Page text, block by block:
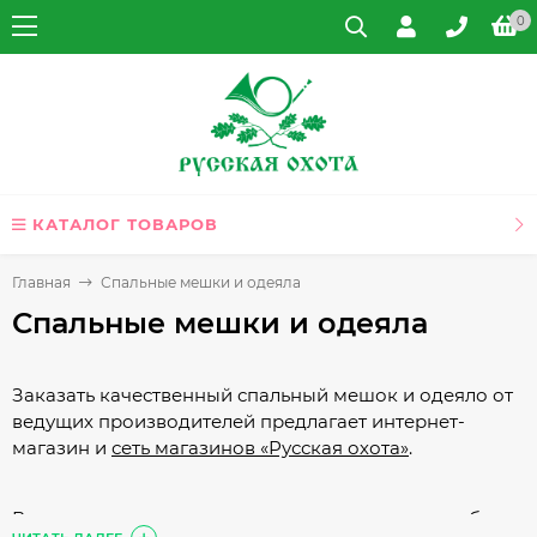
0
КАТАЛОГ ТОВАРОВ
Главная Спальные мешки и одеяла
Спальные мешки и одеяла
Заказать качественный спальный мешок и одеяло от
ведущих производителей предлагает интернет-
магазин и сеть магазинов «Русская охота».
Вот несколько советов, которые помогут вам выбрать